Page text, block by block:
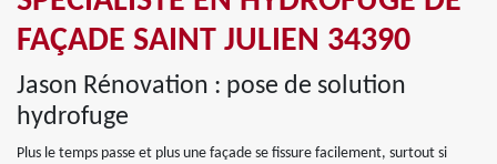
FAÇADE SAINT JULIEN 34390
Jason Rénovation : pose de solution
hydrofuge
Plus le temps passe et plus une façade se fissure facilement, surtout si